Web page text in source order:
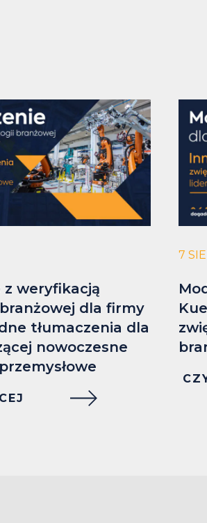
z weryfikacją
dla firmy
tłumaczenia dla
nowoczesne
7